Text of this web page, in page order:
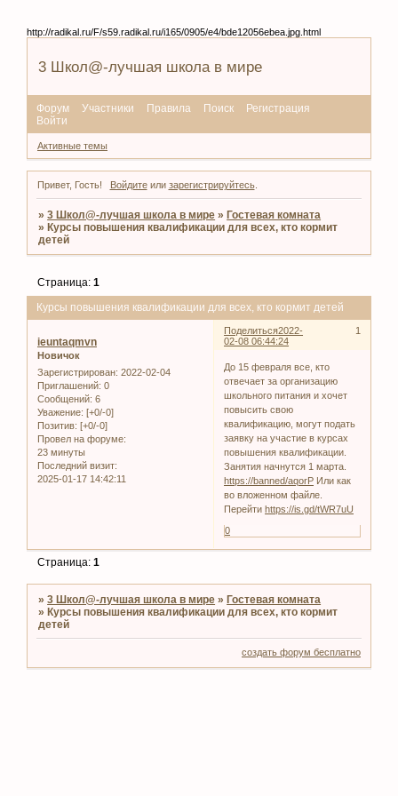
http://radikal.ru/F/s59.radikal.ru/i165/0905/e4/bde12056ebea.jpg.html
3 Школ@-лучшая школа в мире
Форум Участники Правила Поиск
Регистрация
Войти
Активные темы
Привет, Гость! Войдитеили зарегистрируйтесь.
»3 Школ@-лучшая школа в мире »Гостевая комната
»Курсы повышения квалификации для всех, кто кормит
детей
Курсы повышения квалификации для всех, кто кормит детей
Страница:1
Поделиться 1
2022-
02-08 06:44:24
ieuntaqmvn
Новичок
Зарегистрирован: 2022-02-04
Приглашений: 0
Сообщений: 6
Уважение: [+0/-0]
Позитив: [+0/-0]
Провел на форуме:
23 минуты
Последний визит:
2025-01-17 14:42:11
До 15 февраля все, кто
отвечает за организацию
школьного питания и хочет
повысить свою
квалификацию, могут подать
заявку на участие в курсах
повышения квалификации.
Занятия начнутся 1 марта.
https://banned/aqorP Или как
во вложенном файле.
Перейти https://is.gd/tWR7uU
0
Страница:1
»3 Школ@-лучшая школа в мире »Гостевая комната
»Курсы повышения квалификации для всех, кто кормит
детей
создать форум бесплатно